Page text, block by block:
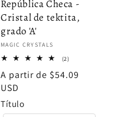
República Checa -
Cristal de tektita,
grado 'A'
Proveedor:
MAGIC CRYSTALS
(2)2
totales
Precio
habitual
A partir de $54.09
USD
Título